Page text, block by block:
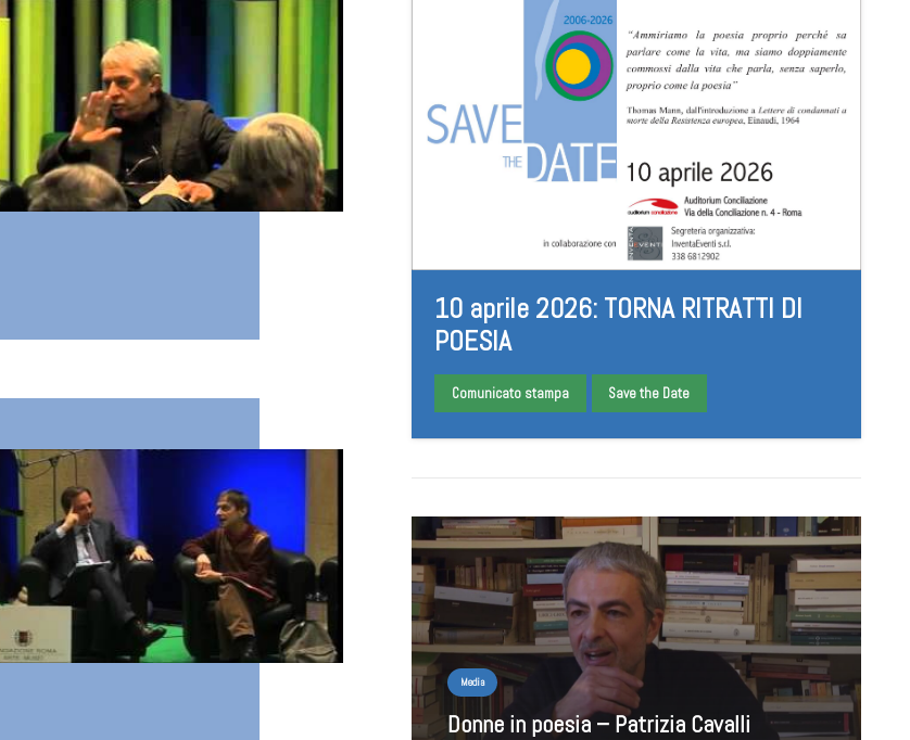
10 aprile 2026: TORNA RITRATTI DI
POESIA
Comunicato stampa Save the Date
Media
Donne in poesia – Patrizia Cavalli